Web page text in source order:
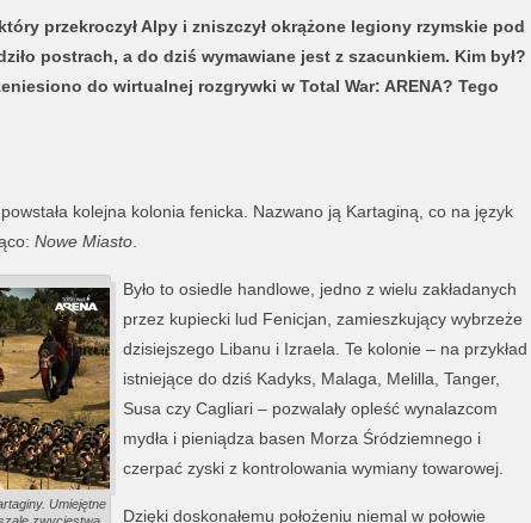
przekroczył Alpy i zniszczył okrążone legiony rzymskie pod
postrach, a do dziś wymawiane jest z szacunkiem. Kim był?
do wirtualnej rozgrywki w Total War: ARENA? Tego
kolejna kolonia fenicka. Nazwano ją Kartaginą, co na język
Nowe Miasto.
Umiejętne
Było to osiedle handlowe, jedno z wielu zakładanych
przez kupiecki lud Fenicjan, zamieszkujący wybrzeże
dzisiejszego Libanu i Izraela. Te kolonie – na przykład
istniejące do dziś Kadyks, Malaga, Melilla, Tanger,
Susa czy Cagliari – pozwalały opleść wynalazcom
mydła i pieniądza basen Morza Śródziemnego i
czerpać zyski z kontrolowania wymiany towarowej.
Dzięki doskonałemu położeniu niemal w połowie